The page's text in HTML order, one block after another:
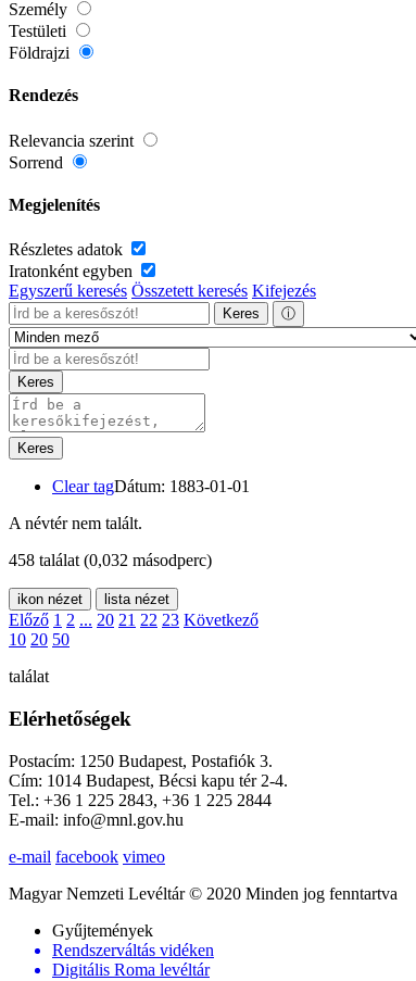
Személy
Testületi
Földrajzi
Rendezés
Relevancia szerint
Sorrend
Megjelenítés
Részletes adatok
Iratonként egyben
Egyszerű keresés Összetett keresés Kifejezés
Keres ⓘ
Keres
Keres
Clear tagDátum: 1883-01-01
A névtér nem talált.
458 találat (0,032 másodperc)
ikon nézet lista nézet
Előző 1 2 ... 20 21 22 23 Következő
10 20 50
találat
Elérhetőségek
Postacím: 1250 Budapest, Postafiók 3.
Cím: 1014 Budapest, Bécsi kapu tér 2-4.
Tel.: +36 1 225 2843, +36 1 225 2844
E-mail: info@mnl.gov.hu
e-mail facebook vimeo
Magyar Nemzeti Levéltár © 2020 Minden jog fenntartva
Gyűjtemények
Rendszerváltás vidéken
Digitális Roma levéltár